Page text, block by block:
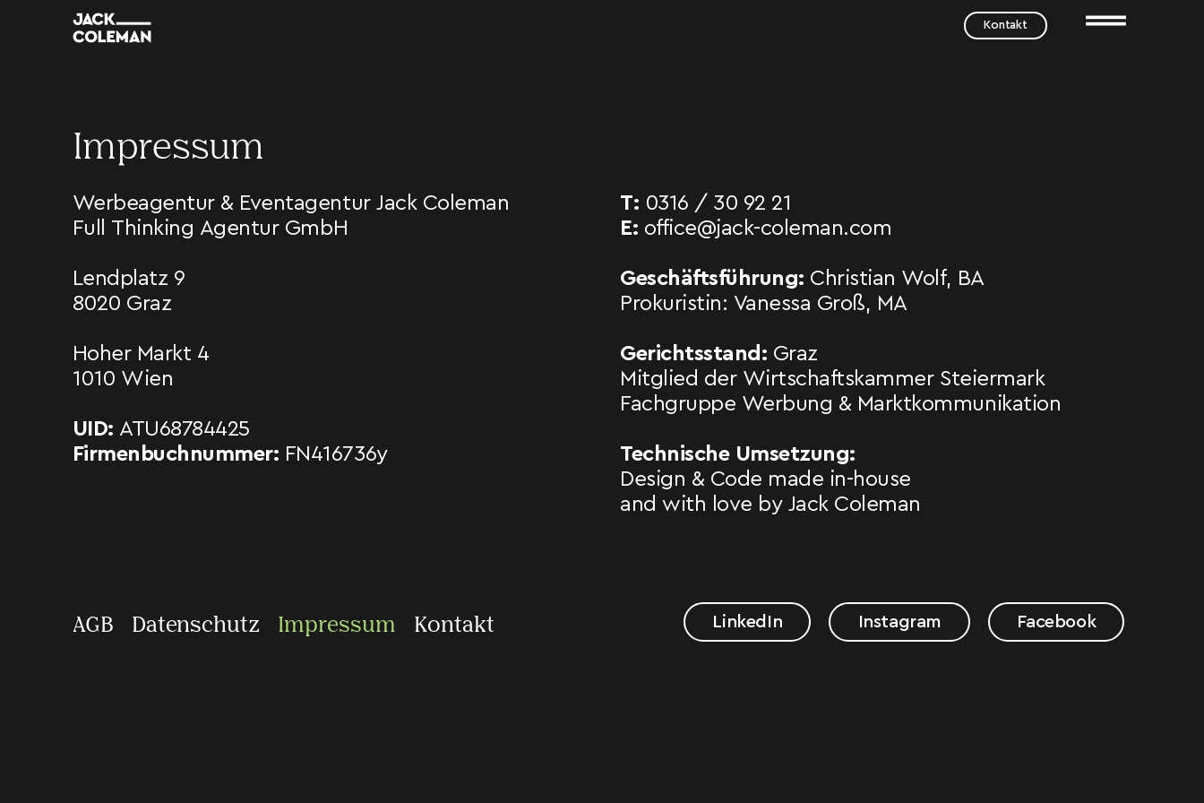
Kontakt
Impressum
Werbeagentur & Eventagentur Jack Coleman
Full Thinking Agentur GmbH
Lendplatz 9
8020 Graz
Hoher Markt 4
1010 Wien
UID: ATU68784425
Firmenbuchnummer: FN416736y
T: 0316 / 30 92 21
E: office@jack-coleman.com
Geschäftsführung: Christian Wolf, BA
Prokuristin: Vanessa Groß, MA
Gerichtsstand: Graz
Mitglied der Wirtschaftskammer Steiermark
Fachgruppe Werbung & Marktkommunikation
Technische Umsetzung:
Design & Code made in-house
and with love by Jack Coleman
AGB Datenschutz Impressum Kontakt LinkedIn Instagram Facebook